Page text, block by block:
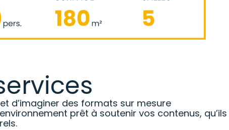
d’imaginer des formats sur mesure
prêt à soutenir vos contenus, qu’ils